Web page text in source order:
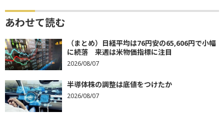
あわせて読む
（まとめ）日経平均は76円安の65,606円で小幅
に続落 来週は米物価指標に注目
2026/08/07
半導体株の調整は底値をつけたか
2026/08/07